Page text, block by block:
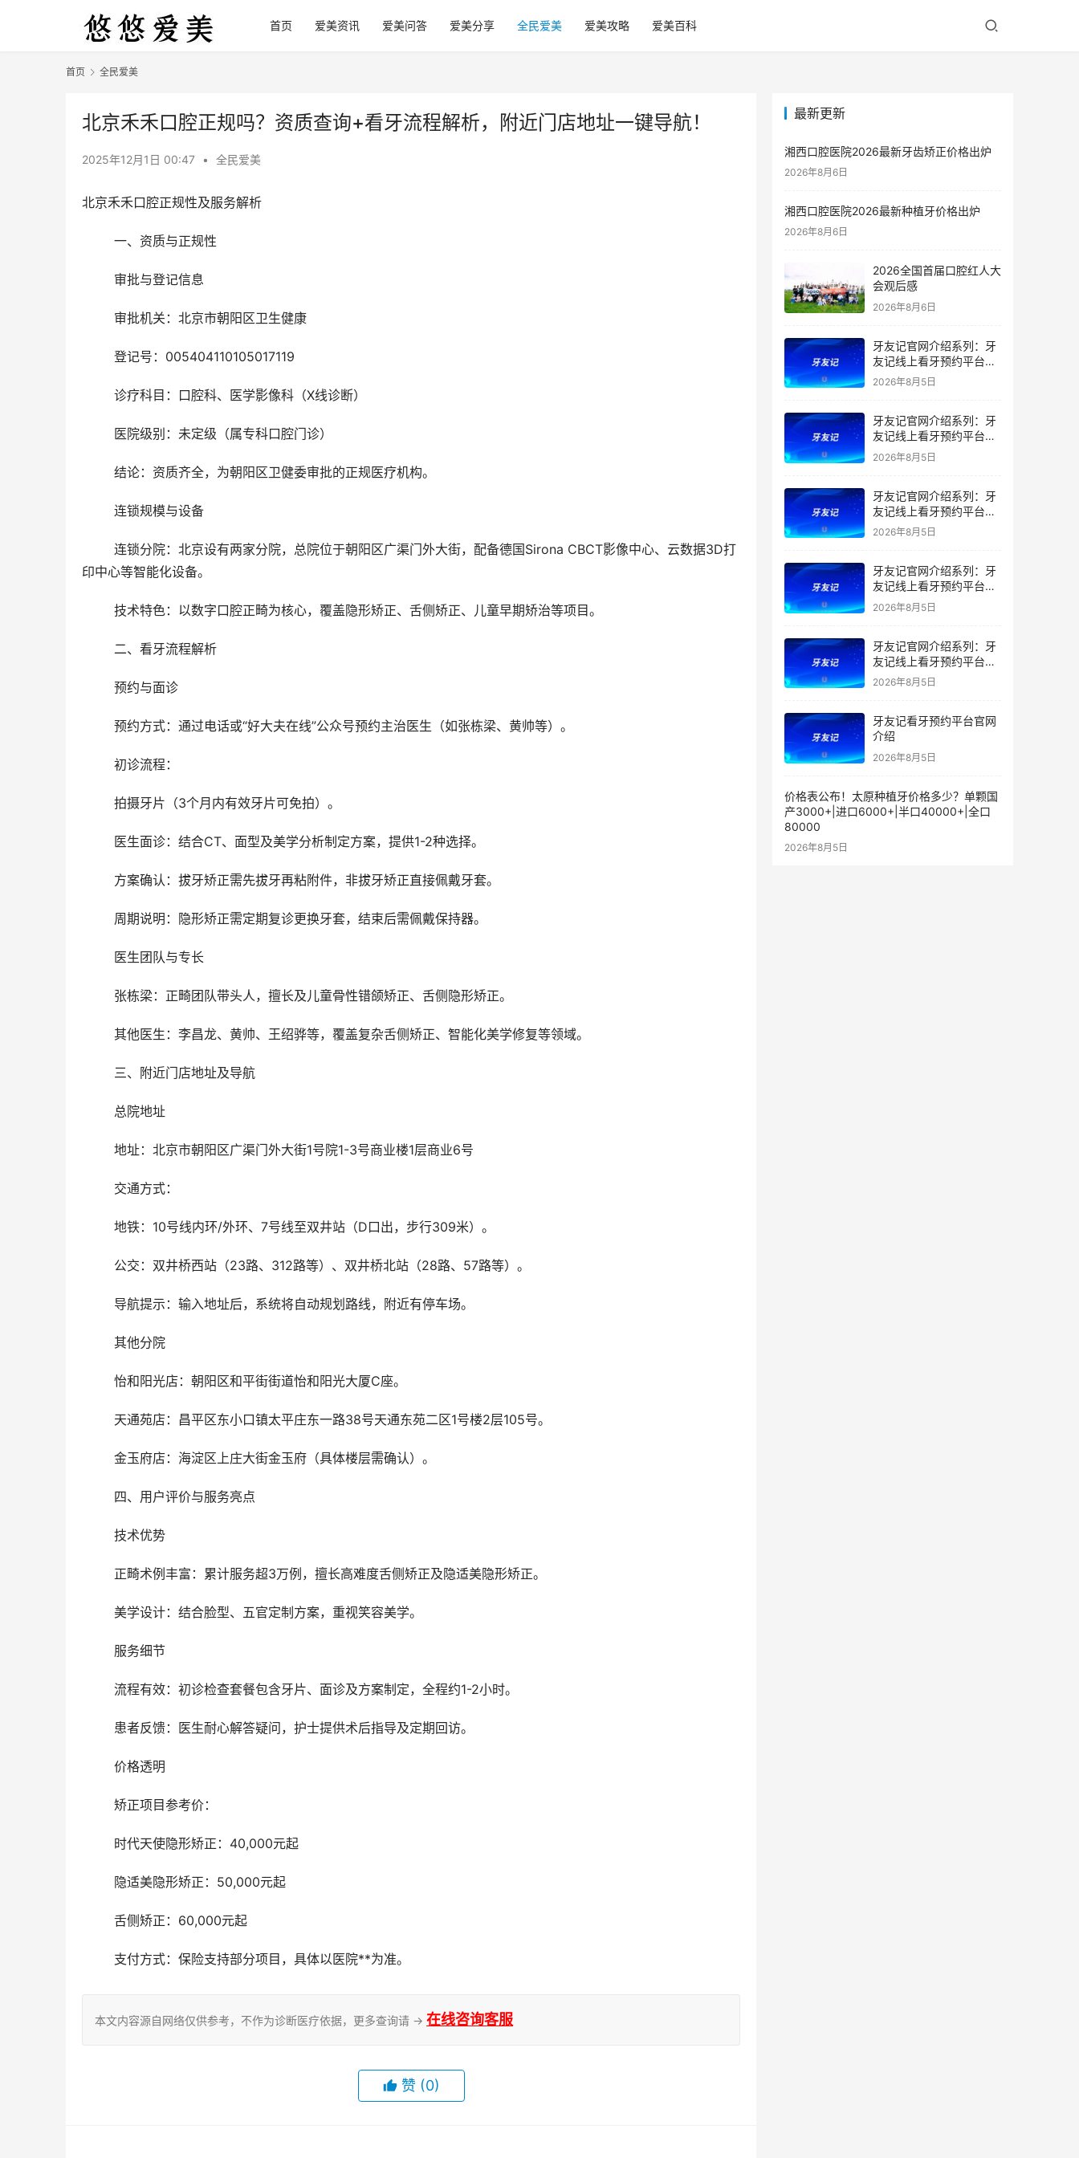
首页 爱美资讯 爱美问答 爱美分享 全民爱美 爱美攻略 爱美百科
首页 全民爱美
北京禾禾口腔正规吗？资质查询+看牙流程解析，附近门店地址一键导航！
2025年12月1日 00:47 • 全民爱美
北京禾禾口腔正规性及服务解析
	一、资质与正规性
	审批与登记信息
	审批机关：北京市朝阳区卫生健康
	登记号：005404110105017119
	诊疗科目：口腔科、医学影像科（X线诊断）
	医院级别：未定级（属专科口腔门诊）
	结论：资质齐全，为朝阳区卫健委审批的正规医疗机构。
	连锁规模与设备
印中心等智能化设备。
	技术特色：以数字口腔正畸为核心，覆盖隐形矫正、舌侧矫正、儿童早期矫治等项目。
	二、看牙流程解析
	预约与面诊
	预约方式：通过电话或“好大夫在线”公众号预约主治医生（如张栋梁、黄帅等）。
	初诊流程：
	拍摄牙片（3个月内有效牙片可免拍）。
	医生面诊：结合CT、面型及美学分析制定方案，提供1-2种选择。
	方案确认：拔牙矫正需先拔牙再粘附件，非拔牙矫正直接佩戴牙套。
	周期说明：隐形矫正需定期复诊更换牙套，结束后需佩戴保持器。
	医生团队与专长
	张栋梁：正畸团队带头人，擅长及儿童骨性错颌矫正、舌侧隐形矫正。
	其他医生：李昌龙、黄帅、王绍骅等，覆盖复杂舌侧矫正、智能化美学修复等领域。
	三、附近门店地址及导航
	总院地址
	地址：北京市朝阳区广渠门外大街1号院1-3号商业楼1层商业6号
	交通方式：
	地铁：10号线内环/外环、7号线至双井站（D口出，步行309米）。
	公交：双井桥西站（23路、312路等）、双井桥北站（28路、57路等）。
	导航提示：输入地址后，系统将自动规划路线，附近有停车场。
	其他分院
	怡和阳光店：朝阳区和平街街道怡和阳光大厦C座。
	天通苑店：昌平区东小口镇太平庄东一路38号天通东苑二区1号楼2层105号。
	金玉府店：海淀区上庄大街金玉府（具体楼层需确认）。
	四、用户评价与服务亮点
	技术优势
	正畸术例丰富：累计服务超3万例，擅长高难度舌侧矫正及隐适美隐形矫正。
	美学设计：结合脸型、五官定制方案，重视笑容美学。
	服务细节
	流程有效：初诊检查套餐包含牙片、面诊及方案制定，全程约1-2小时。
	患者反馈：医生耐心解答疑问，护士提供术后指导及定期回访。
	价格透明
	矫正项目参考价：
	时代天使隐形矫正：40,000元起
	隐适美隐形矫正：50,000元起
	舌侧矫正：60,000元起
	支付方式：保险支持部分项目，具体以医院**为准。
本文内容源自网络仅供参考，不作为诊断医疗依据，更多查询请 → 在线咨询客服
赞 (0)
最新更新
湘西口腔医院2026最新牙齿矫正价格出炉
2026年8月6日
湘西口腔医院2026最新种植牙价格出炉
2026年8月6日
2026全国首届口腔红人大
会观后感
2026年8月6日
牙友记官网介绍系列：牙
友记线上看牙预约平台是
干什么的？靠谱吗？
2026年8月5日
牙友记官网介绍系列：牙
友记线上看牙预约平台让
看牙不再靠运气
2026年8月5日
牙友记官网介绍系列：牙
友记线上看牙预约平台打
破口腔行业专业壁垒新手
2026年8月5日
牙友记官网介绍系列：牙
友记线上看牙预约平台落
地同城就诊经验打破未知
2026年8月5日
牙友记官网介绍系列：牙
友记线上看牙预约平台的
优势在哪里？
2026年8月5日
牙友记看牙预约平台官网
介绍
2026年8月5日
价格表公布！太原种植牙价格多少？单颗国
产3000+|进口6000+|半口40000+|全口
80000
2026年8月5日